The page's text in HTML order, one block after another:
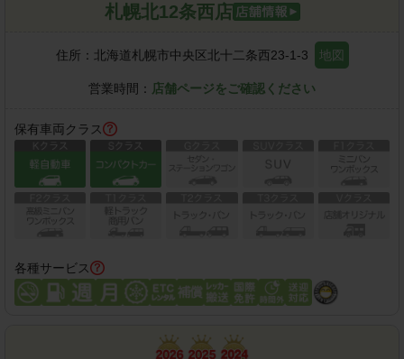
札幌北12条西店
住所： 北海道札幌市中央区北十二条西23-1-3 地図
営業時間： 店舗ページをご確認ください
保有車両クラス
各種サービス